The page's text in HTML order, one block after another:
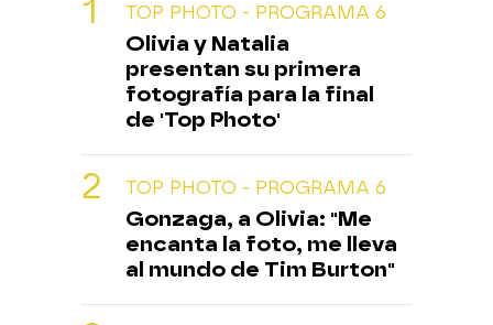
TOP PHOTO - PROGRAMA 6
Olivia y Natalia
presentan su primera
fotografía para la final
de 'Top Photo'
TOP PHOTO - PROGRAMA 6
Gonzaga, a Olivia: "Me
encanta la foto, me lleva
al mundo de Tim Burton"